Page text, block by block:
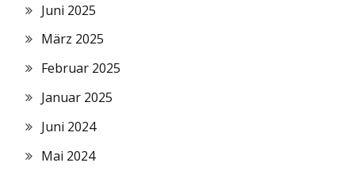
Juni 2025
März 2025
Februar 2025
Januar 2025
Juni 2024
Mai 2024